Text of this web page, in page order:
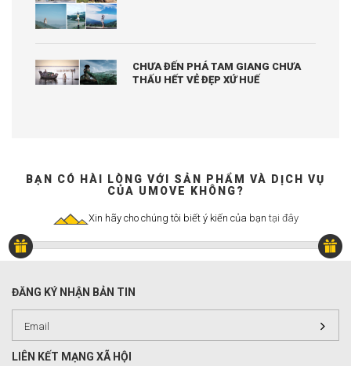
CHƯA ĐẾN PHÁ TAM GIANG CHƯA
THẤU HẾT VẺ ĐẸP XỨ HUẾ
BẠN CÓ HÀI LÒNG VỚI SẢN PHẨM VÀ DỊCH VỤ
CỦA UMOVE KHÔNG?
Xin hãy cho chúng tôi biết ý kiến của bạn tại đây
ĐĂNG KÝ NHẬN BẢN TIN
LIÊN KẾT MẠNG XÃ HỘI